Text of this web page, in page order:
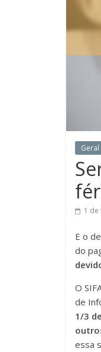
Geral
1 de
E o
do
O
de
1/3
essa